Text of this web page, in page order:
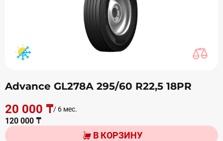
Advance GL278А 295/60 R22,5 18PR
20 000 ₸/ 6 мес.
120 000 ₸
В КОРЗИНУ